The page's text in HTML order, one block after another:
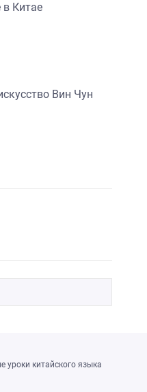
в Китае
Вин Чун
уроки китайского языка